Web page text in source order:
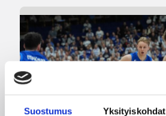
Suostumus Yksityiskohdat